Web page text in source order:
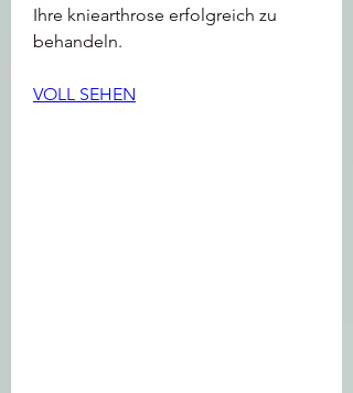
Ihre kniearthrose erfolgreich zu
behandeln.
VOLL SEHEN